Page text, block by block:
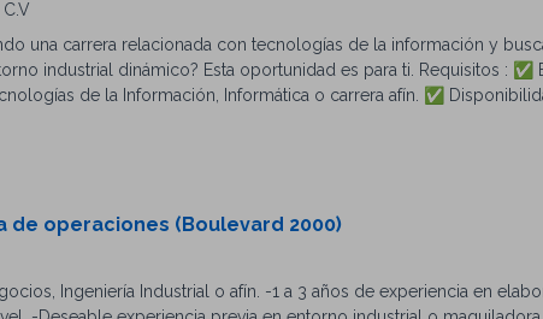
una carrera relacionada con tecnologías de la información y
industrial dinámico? Esta oportunidad es para ti. Requisitos : ✅
de la Información, Informática o carrera afín. ✅
Actitud de servicio y ganas de aprender. Actividades : 🔹 Soporte
operaciones (Boulevard 2000)
Ingeniería Industrial o afín. -1 a 3 años de experiencia en